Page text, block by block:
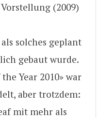
(2009)
solches geplant
gebaut wurde.
Year 2010» war
aber trotzdem:
mit mehr als